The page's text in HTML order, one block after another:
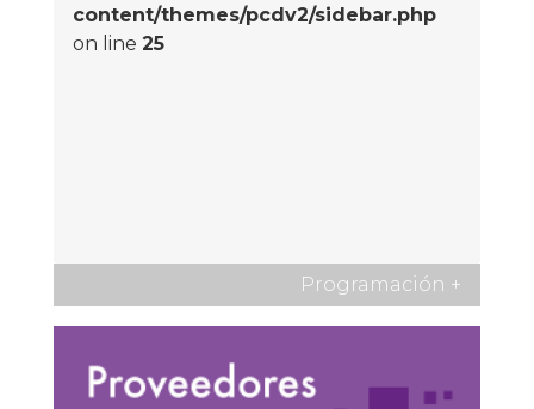
content/themes/pcdv2/sidebar.php
on line 25
Programación +